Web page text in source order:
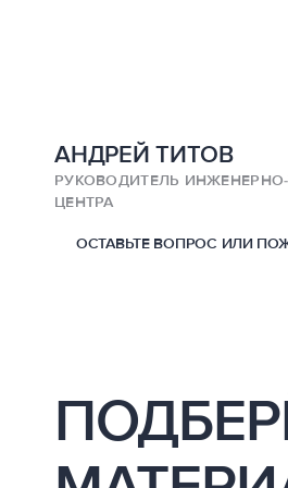
АНДРЕЙ ТИТОВ
РУКОВОДИТЕЛЬ
ЦЕНТРА
ОСТАВЬТЕ ВОПРОС ИЛИ